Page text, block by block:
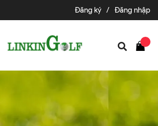
Đăng ký / Đăng nhập